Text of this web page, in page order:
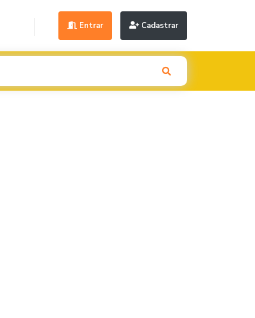
Entrar Cadastrar